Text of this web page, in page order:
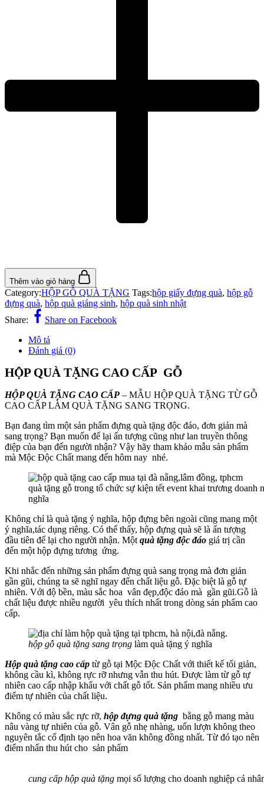
Thêm vào giỏ hàng
Category:HỘP GỖ QUÀ TẶNG Tags:hộp giấy đựng quà, hộp gỗ
đựng quà, hộp quà giáng sinh, hộp quà sinh nhật
Share:
Share on Facebook
Mô tả
Đánh giá (0)
HỘP QUÀ TẶNG CAO CẤP GỖ
HỘP QUÀ TẶNG CAO CẤP – MẪU HỘP QUÀ TẶNG TỪ GỖ
CAO CẤP LÀM QUÀ TẶNG SANG TRỌNG.
Bạn đang tìm một sản phẩm đựng quà tặng độc đáo, đơn giản mà
sang trọng? Bạn muốn để lại ấn tượng cũng như lan truyền thông
điệp của bạn đến người nhận? Vậy hãy tham khảo mẫu sản phẩm
mà Mộc Độc Chất mang đến hôm nay nhé.
quà tặng gỗ trong tổ chức sự kiện tết event khai trương doanh
nghĩa
Không chỉ là quà tặng ý nghĩa, hộp đựng bên ngoài cũng mang một
ý nghĩa,tác dụng riêng. Có thể thấy, hộp đựng quà sẽ là ấn tượng
đầu tiên để lại cho người nhận. Một quà tặng độc đáo giá trị cần
đến một hộp đựng tương ứng.
Khi nhắc đến những sản phẩm đựng quà sang trọng mà đơn giản
gần gũi, chúng ta sẽ nghĩ ngay đến chất liệu gỗ. Đặc biệt là gỗ tự
nhiên. Với độ bền, màu sắc hoa vân đẹp,độc đáo mà gần gũi.Gỗ là
chất liệu được nhiều người yêu thích nhất trong dòng sản phẩm cao
cấp.
hộp gỗ quà tặng sang trọng làm quà tặng ý nghĩa
Hộp quà tặng cao cấp từ gỗ tại Mộc Độc Chất với thiết kế tối giản,
không cầu kì, không rực rỡ nhưng vẫn thu hút. Được làm từ gỗ tự
nhiên cao cấp nhập khẩu với chất gỗ tốt. Sản phẩm mang nhiều ưu
điểm tự nhiên của chất liệu.
Không có màu sắc rực rỡ, hộp đựng quà tặng bằng gỗ mang màu
nâu vàng tự nhiên của gỗ. Vân gỗ nhẹ nhàng, uốn lượn không theo
nguyên tắc cố định tạo nên hoa văn không đồng nhất. Từ đó tạo nên
điểm nhấn thu hút cho sản phẩm
cung cấp hộp quà tặng mọi số lượng cho doanh nghiệp cá